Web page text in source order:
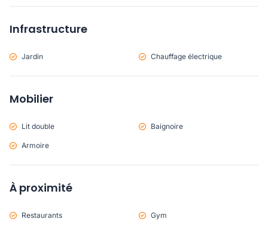
Infrastructure
Jardin Chauffage électrique
Mobilier
Lit double Baignoire
Armoire
À proximité
Restaurants Gym